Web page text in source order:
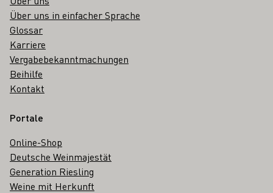
Über uns in einfacher Sprache
Glossar
Karriere
Vergabebekanntmachungen
Beihilfe
Kontakt
Portale
Online-Shop
Deutsche Weinmajestät
Generation Riesling
Weine mit Herkunft